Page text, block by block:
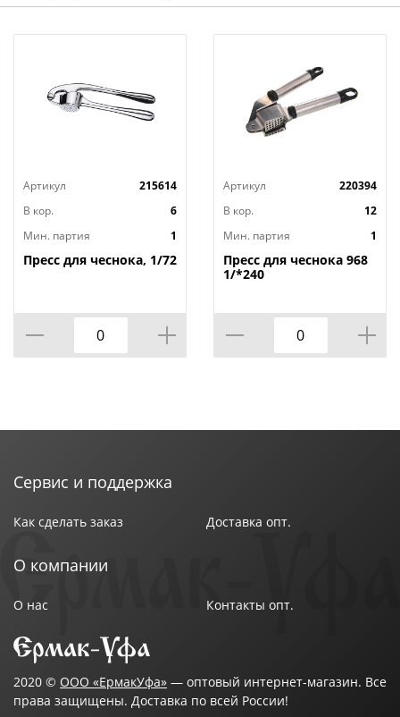
Артикул
215614
В кор.
6
Мин. партия
1
Пресс для чеснока, 1/72
Артикул
220394
В кор.
12
Мин. партия
1
Пресс для чеснока 968
1/*240
Сервис и поддержка
Как сделать заказ Доставка опт.
О компании
О нас Контакты опт.
2020 © ООО «ЕрмакУфа» — оптовый интернет-магазин. Все
права защищены. Доставка по всей России!